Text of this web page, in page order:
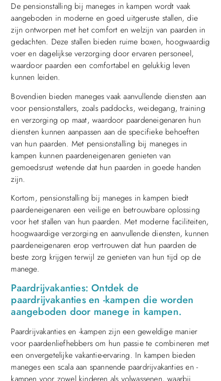
De pensionstalling bij maneges in kampen wordt vaak
aangeboden in moderne en goed uitgeruste stallen, die
zijn ontworpen met het comfort en welzijn van paarden in
gedachten. Deze stallen bieden ruime boxen, hoogwaardig
voer en dagelijkse verzorging door ervaren personeel,
waardoor paarden een comfortabel en gelukkig leven
kunnen leiden.
Bovendien bieden maneges vaak aanvullende diensten aan
voor pensionstallers, zoals paddocks, weidegang, training
en verzorging op maat, waardoor paardeneigenaren hun
diensten kunnen aanpassen aan de specifieke behoeften
van hun paarden. Met pensionstalling bij maneges in
kampen kunnen paardeneigenaren genieten van
gemoedsrust wetende dat hun paarden in goede handen
zijn.
Kortom, pensionstalling bij maneges in kampen biedt
paardeneigenaren een veilige en betrouwbare oplossing
voor het stallen van hun paarden. Met moderne faciliteiten,
hoogwaardige verzorging en aanvullende diensten, kunnen
paardeneigenaren erop vertrouwen dat hun paarden de
beste zorg krijgen terwijl ze genieten van hun tijd op de
manege.
Paardrijvakanties: Ontdek de
paardrijvakanties en -kampen die worden
aangeboden door manege in kampen.
Paardrijvakanties en -kampen zijn een geweldige manier
voor paardenliefhebbers om hun passie te combineren met
een onvergetelijke vakantie-ervaring. In kampen bieden
maneges een scala aan spannende paardrijvakanties en -
kampen voor zowel kinderen als volwassenen, waarbij